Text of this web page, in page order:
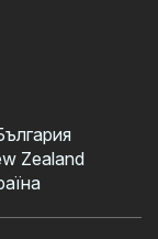
Zealand